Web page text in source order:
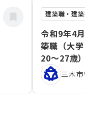
建築職・建
令和9年4
築職（大
20～27歳
三木